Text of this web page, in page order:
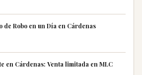
de Robo en un Día en Cárdenas
en Cárdenas: Venta limitada en MLC